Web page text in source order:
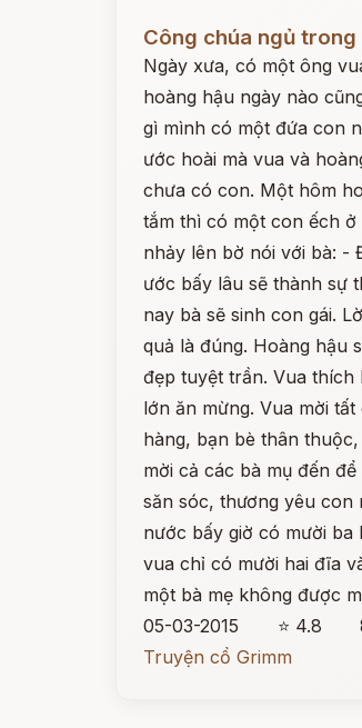
Công chúa ngủ
Ngày xưa, có một ông
hoàng hậu ngày nào
gì mình có một đứa con
ước hoài mà vua và
chưa có con. Một hôm
tắm thì có một con ếch ở
nhảy lên bờ nói với bà: -
ước bấy lâu sẽ thành sự
nay bà sẽ sinh con gái.
quả là đúng. Hoàng hậu
đẹp tuyệt trần. Vua thích
lớn ăn mừng. Vua mời
hàng, bạn bè thân
mời cả các bà mụ đến
săn sóc, thương yêu con
nước bấy giờ có mười ba
vua chỉ có mười hai đĩa
một bà mẹ không được
05-03-2015
⭐ 4.8
Truyện cổ Grimm